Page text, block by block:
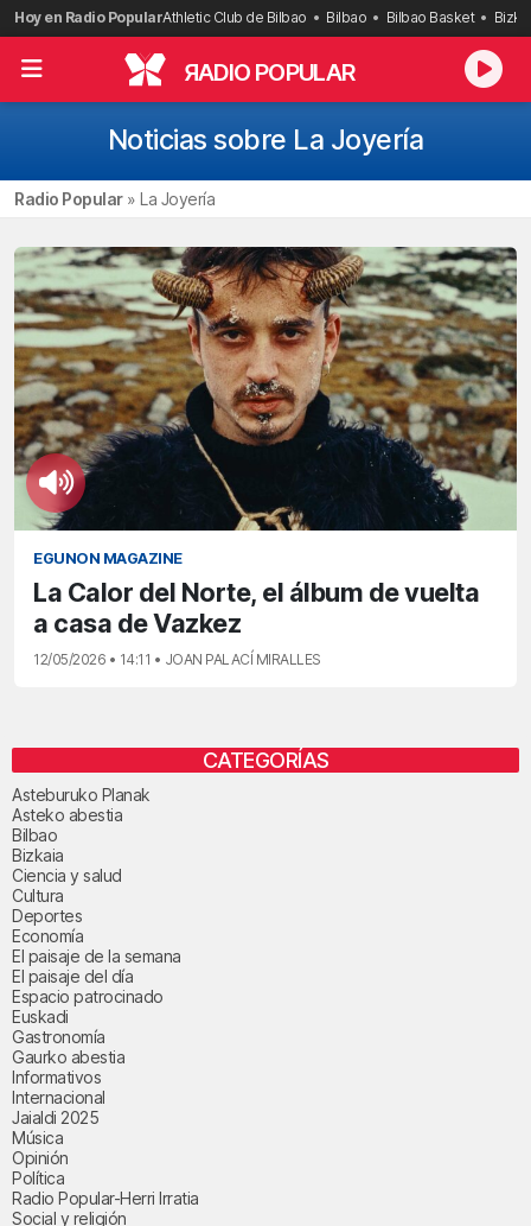
Saltar
al
contenido
Hoy en Radio PopularAthletic Club de Bilbao Bilbao Bilbao Basket
RADIO POPULAR
Noticias sobre La Joyería
Radio Popular» La Joyería
EGUNON MAGAZINE
La Calor del Norte, el álbum de vuelta
a casa de Vazkez
12/05/2026 • 14:11 • JOAN PALACÍ MIRALLES
CATEGORÍAS
Asteburuko Planak
Asteko abestia
Bilbao
Bizkaia
Ciencia y salud
Cultura
Deportes
Economía
El paisaje de la semana
El paisaje del día
Espacio patrocinado
Euskadi
Gastronomía
Gaurko abestia
Informativos
Internacional
Jaialdi 2025
Música
Opinión
Política
Radio Popular-Herri Irratia
Social y religión